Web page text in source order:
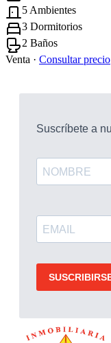
5 Ambientes
3 Dormitorios
2 Baños
Venta · Consultar precio